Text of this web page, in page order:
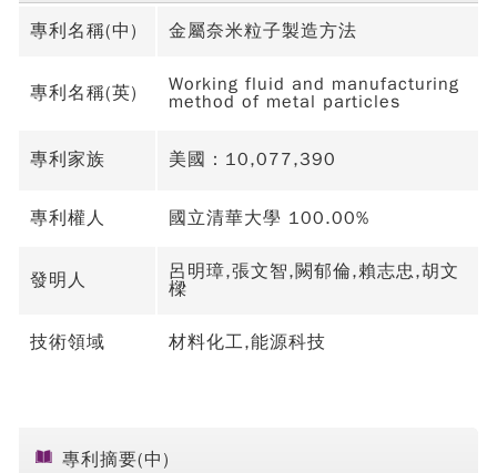
專利名稱(中) 金屬奈米粒子製造方法
專利名稱(英)
Working fluid and manufacturing
method of metal particles
專利家族 美國：10,077,390
專利權人 國立清華大學 100.00%
發明人
呂明璋,張文智,闕郁倫,賴志忠,胡文
樑
技術領域 材料化工,能源科技
專利摘要(中)